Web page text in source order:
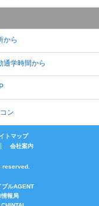
から
通学時間から
ン
トマップ
会社案内
reserved.
ブルAGENT
報局